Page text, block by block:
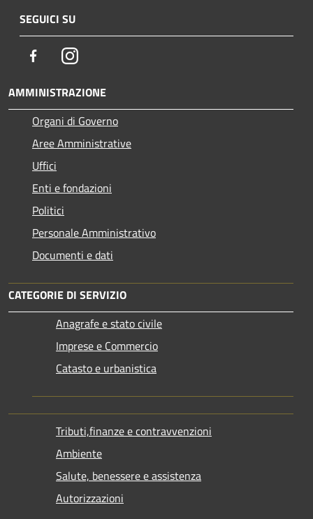
SEGUICI SU
FacebookInstagram
AMMINISTRAZIONE
Organi di Governo
Aree Amministrative
Uffici
Enti e fondazioni
Politici
Personale Amministrativo
Documenti e dati
CATEGORIE DI SERVIZIO
Anagrafe e stato civile
Imprese e Commercio
Catasto e urbanistica
Tributi,finanze e contravvenzioni
Ambiente
Salute, benessere e assistenza
Autorizzazioni